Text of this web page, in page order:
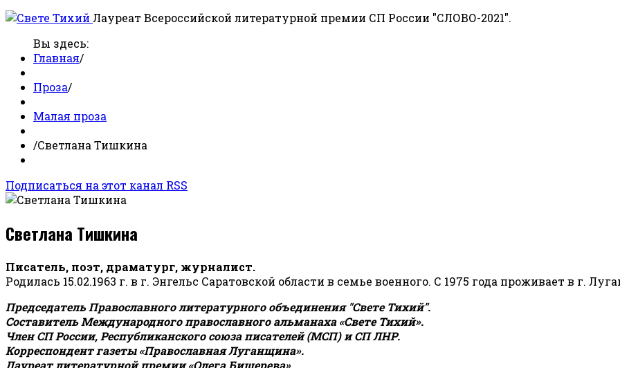
Лауреат Всероссийской литературной премии СП России "СЛОВО-2021".
Вы здесь:
Главная/
Проза/
Малая проза
/Светлана Тишкина
Подписаться на этот канал RSS
Светлана Тишкина
Писатель, поэт, драматург, журналист.
Родилась 15.02.1963 г. в г. Энгельс Саратовской области в семье военного. С 1975 года проживает в г.
Председатель Православного литературного объединения "Свете Тихий".
Составитель Международного православного альманаха «Свете Тихий».
Член СП России, Республиканского союза писателей (МСП) и СП ЛНР.
Корреспондент газеты «Православная Луганщина».
Лауреат литературной премии «Олега Бишерева».